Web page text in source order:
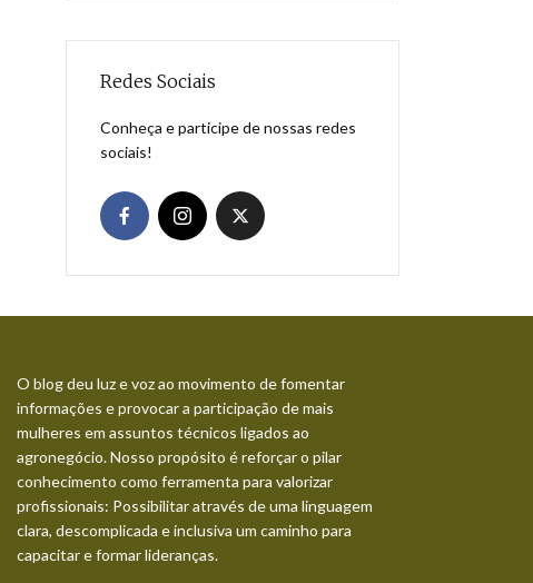
Redes Sociais
Conheça e participe de nossas redes
sociais!
O blog deu luz e voz ao movimento de fomentar
informações e provocar a participação de mais
mulheres em assuntos técnicos ligados ao
agronegócio. Nosso propósito é reforçar o pilar
conhecimento como ferramenta para valorizar
profissionais: Possibilitar através de uma linguagem
clara, descomplicada e inclusiva um caminho para
capacitar e formar lideranças.